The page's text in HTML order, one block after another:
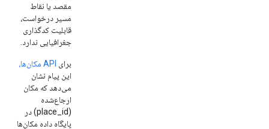
مقصد یا نقاط
مسیر درخواست،
قابلیت کدگذاری
جغرافیایی ندارد.
برای
API مکان‌ها،
این پیام نشان
می‌دهد که مکان
ارجاع‌شده
(place_id) در
پایگاه داده مکان‌ها